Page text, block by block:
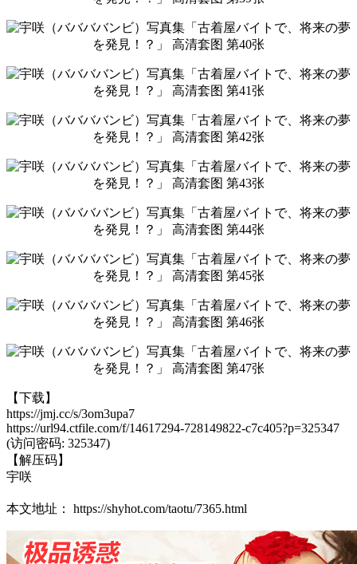
【下载】
https://jmj.cc/s/3om3upa7
https://url94.ctfile.com/f/14617294-728149822-c7c405?p=325347
(访问密码: 325347)
【解压码】
宇咲
本文地址： https://shyhot.com/taotu/7365.html